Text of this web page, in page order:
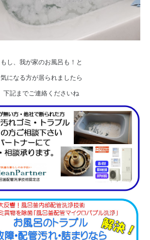
もし、我が家のお風呂も！と
気になる方が居られましたら
下記までご連絡くださいね